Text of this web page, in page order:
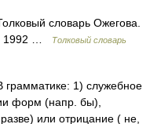
словарь Ожегова.
1992 …
Толковый словарь
1) служебное
форм (напр. бы),
или отрицание ( не,